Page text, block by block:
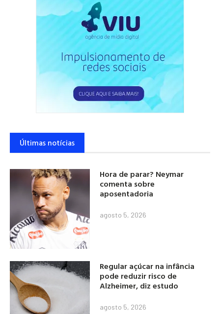
Últimas notícias
Hora de parar? Neymar
comenta sobre
aposentadoria
agosto 5, 2026
Regular açúcar na infância
pode reduzir risco de
Alzheimer, diz estudo
agosto 5, 2026